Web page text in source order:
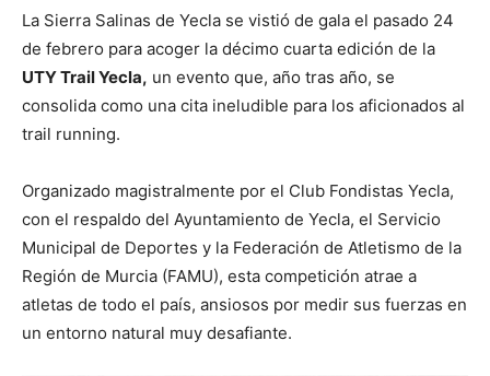
La Sierra Salinas de Yecla se vistió de gala el pasado 24
de febrero para acoger la décimo cuarta edición de la
UTY Trail Yecla, un evento que, año tras año, se
consolida como una cita ineludible para los aficionados al
trail running.
Organizado magistralmente por el Club Fondistas Yecla,
con el respaldo del Ayuntamiento de Yecla, el Servicio
Municipal de Deportes y la Federación de Atletismo de la
Región de Murcia (FAMU), esta competición atrae a
atletas de todo el país, ansiosos por medir sus fuerzas en
un entorno natural muy desafiante.